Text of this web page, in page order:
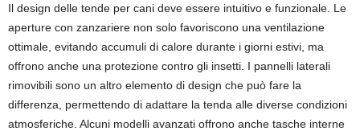
Il design delle tende per cani deve essere intuitivo e funzionale. Le
aperture con zanzariere non solo favoriscono una ventilazione
ottimale, evitando accumuli di calore durante i giorni estivi, ma
offrono anche una protezione contro gli insetti. I pannelli laterali
rimovibili sono un altro elemento di design che può fare la
differenza, permettendo di adattare la tenda alle diverse condizioni
atmosferiche. Alcuni modelli avanzati offrono anche tasche interne